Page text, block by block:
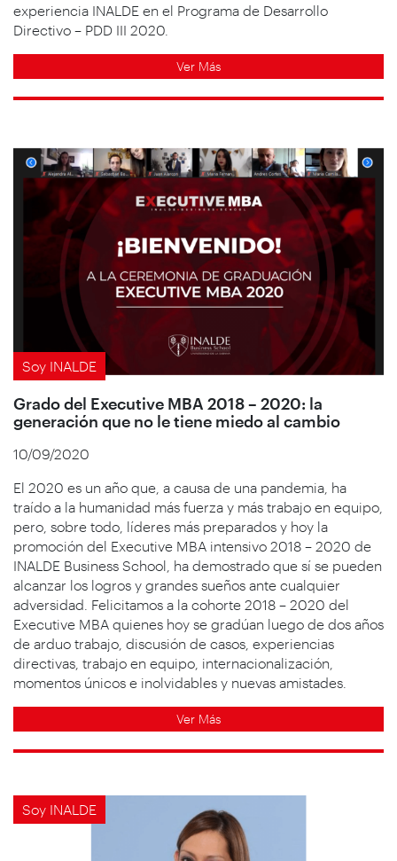
experiencia INALDE en el Programa de Desarrollo
Directivo – PDD III 2020.
Ver Más
Soy INALDE
Grado del Executive MBA 2018 – 2020: la
generación que no le tiene miedo al cambio
10/09/2020
El 2020 es un año que, a causa de una pandemia, ha
traído a la humanidad más fuerza y más trabajo en equipo,
pero, sobre todo, líderes más preparados y hoy la
promoción del Executive MBA intensivo 2018 – 2020 de
INALDE Business School, ha demostrado que sí se pueden
alcanzar los logros y grandes sueños ante cualquier
adversidad. Felicitamos a la cohorte 2018 – 2020 del
Executive MBA quienes hoy se gradúan luego de dos años
de arduo trabajo, discusión de casos, experiencias
directivas, trabajo en equipo, internacionalización,
momentos únicos e inolvidables y nuevas amistades.
Ver Más
Soy INALDE